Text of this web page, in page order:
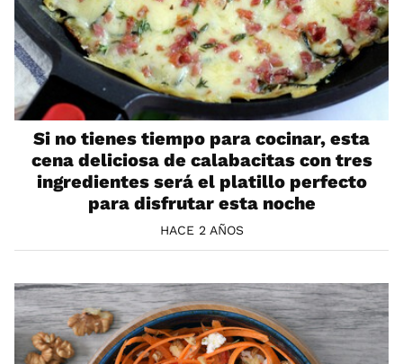
Si no tienes tiempo para cocinar, esta
cena deliciosa de calabacitas con tres
ingredientes será el platillo perfecto
para disfrutar esta noche
HACE 2 AÑOS